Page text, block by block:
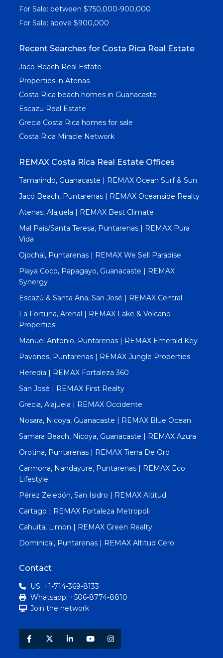
For Sale: between $750,000-900,000
For Sale: above $900,000
Recent Searches for Costa Rica Real Estate
Jaco Beach Real Estate
Properties in Atenas
Costa Rica beach homes in Guanacaste
Escazu Real Estate
Grecia Costa Rica homes for sale
Costa Rica Miracle Network
REMAX Costa Rica Real Estate Offices
Tamarindo, Guanacaste | REMAX Ocean Surf & Sun
Jacó Beach, Puntarenas | REMAX Oceanside Realty
Atenas, Alajuela | REMAX Best Climate
Mal Pais/Santa Teresa, Puntarenas | REMAX Pura
Vida
Ojochal, Puntarenas | REMAX We Sell Paradise
Playa Coco, Papagayo, Guanacaste | REMAX
Synergy
Escazú & Santa Ana, San José | REMAX Central
La Fortuna, Arenal | REMAX Lake & Volcano
Properties
Manuel Antonio, Puntarenas | REMAX Emerald Key
Pavones, Puntarenas | REMAX Jungle Properties
Heredia | REMAX Fortaleza 360
San José | REMAX First Realty
Grecia, Alajuela | REMAX Occidente
Nosara, Nicoya, Guanacaste | REMAX Blue Ocean
Samara Beach, Nicoya, Guanacaste | REMAX Azura
Orotina, Puntarenas | REMAX Tierra De Oro
Carmona, Nandayure, Puntarenas | REMAX Eco
Lifestyle
Pérez Zeledón, San Isidro | REMAX Altitud
Cartago | REMAX Fortaleza Metropoli
Cahuita, Limon | REMAX Green Realty
Dominical, Puntarenas | REMAX Altitud Cero
Contact
US: +1-714-369-8133
Whatsapp: +506-8774-8810
Join the network